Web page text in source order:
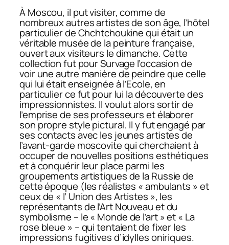
À Moscou, il put visiter, comme de
nombreux autres artistes de son âge, l’hôtel
particulier de Chchtchoukine qui était un
véritable musée de la peinture française,
ouvert aux visiteurs le dimanche. Cette
collection fut pour Survage l’occasion de
voir une autre manière de peindre que celle
qui lui était enseignée à l’Ecole, en
particulier ce fut pour lui la découverte des
impressionnistes. Il voulut alors sortir de
l’emprise de ses professeurs et élaborer
son propre style pictural. Il y fut engagé par
ses contacts avec les jeunes artistes de
l’avant-garde moscovite qui cherchaient à
occuper de nouvelles positions esthétiques
et à conquérir leur place parmi les
groupements artistiques de la Russie de
cette époque (les réalistes « ambulants » et
ceux de « l’ Union des Artistes », les
représentants de l’Art Nouveau et du
symbolisme – le « Monde de l’art » et « La
rose bleue » – qui tentaient de fixer les
impressions fugitives d’idylles oniriques.